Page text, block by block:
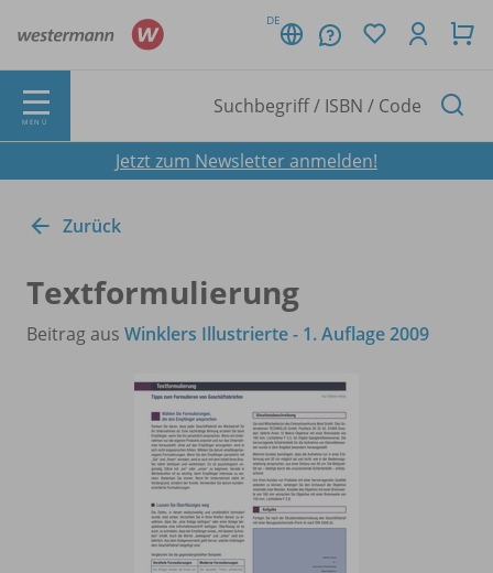
DE
MENÜ
Jetzt zum Newsletter anmelden!
Zurück
Textformulierung
Beitrag aus Winklers Illustrierte - 1. Auflage 2009